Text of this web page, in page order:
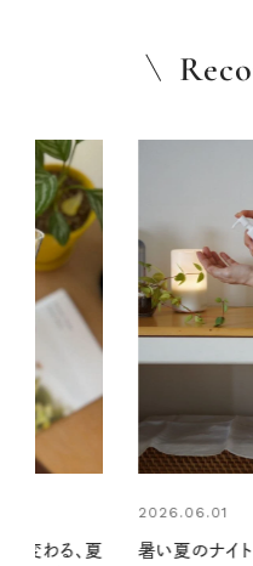
ン。私を整
2026.06.01
真夏に向けて